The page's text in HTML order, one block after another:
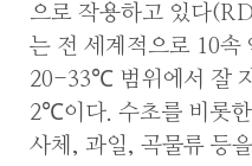
으로 작용하고 있다
는 전 세계적으로 10속
20-33℃ 범위에서 잘
2℃이다. 수초를 비롯
사체, 과일, 곡물류 등